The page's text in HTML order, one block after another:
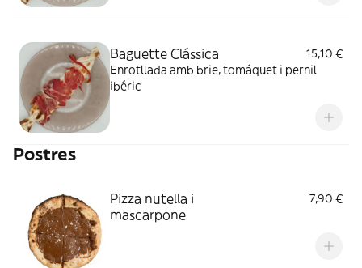
Baguette Clássica
15,10 €
Enrotllada amb brie, tomáquet i pernil
ibéric
Postres
Pizza nutella i
mascarpone
7,90 €